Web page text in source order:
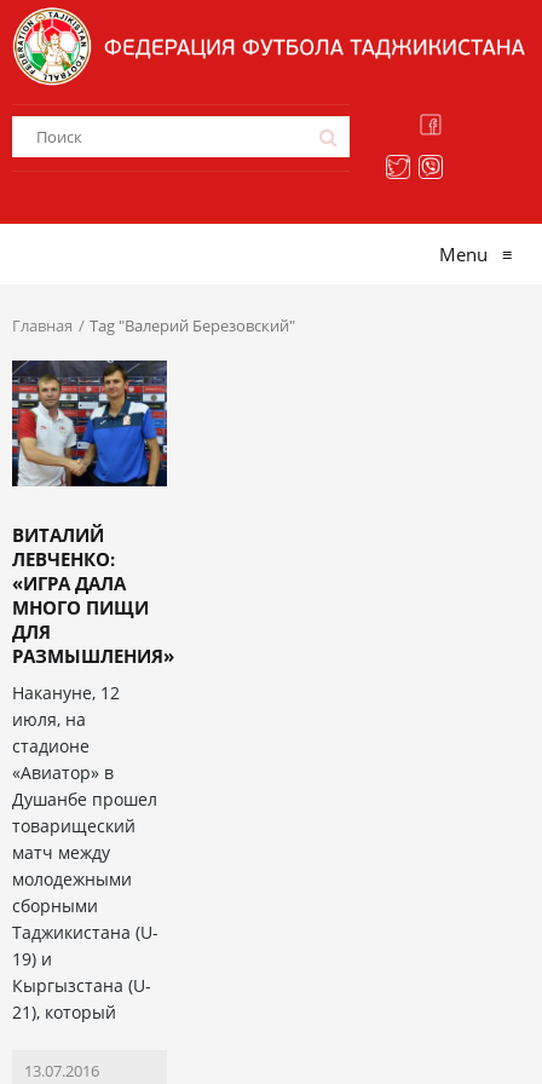
Menu ≡
Главная Tag "Валерий Березовский"
ВИТАЛИЙ
ЛЕВЧЕНКО:
«ИГРА ДАЛА
МНОГО ПИЩИ
ДЛЯ
РАЗМЫШЛЕНИЯ»
Накануне, 12
июля, на
стадионе
«Авиатор» в
Душанбе прошел
товарищеский
матч между
молодежными
сборными
Таджикистана (U-
19) и
Кыргызстана (U-
21), который
13.07.2016